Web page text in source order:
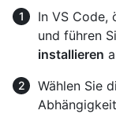
In VS Code,
und führen
installieren
Wählen Sie